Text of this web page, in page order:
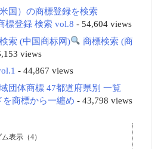
国）の商標登録を検索
標登録 検索 vol.8 - 54,604 views
索 (中国商标网)
商標検索 (商
views
- 44,867 views
団体商標 47都道府県別 一覧
を商標から一纏め - 43,798 views
表示（4）